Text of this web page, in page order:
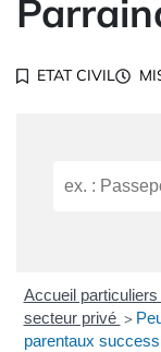
ETAT CIVIL
Accueil particuliers
secteur privé >
parentaux